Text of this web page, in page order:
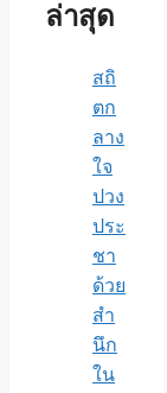
ล่าสุด
สถิ
ตก
ลาง
ใจ
ปวง
ประ
ชา
ด้วย
สำ
นึก
ใน